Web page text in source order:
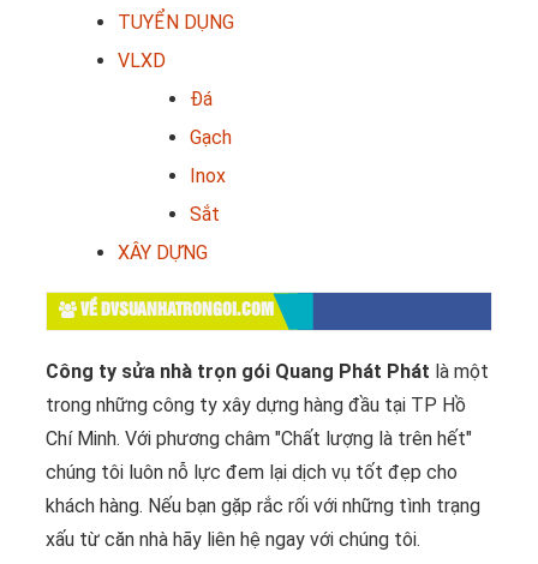
TUYỂN DỤNG
VLXD
Đá
Gạch
Inox
Sắt
XÂY DỰNG
VỀ DVSUANHATRONGOI.COM
Công ty sửa nhà trọn gói Quang Phát Phát là một
trong những công ty xây dựng hàng đầu tại TP Hồ
Chí Minh. Với phương châm "Chất lượng là trên hết"
chúng tôi luôn nỗ lực đem lại dịch vụ tốt đẹp cho
khách hàng. Nếu bạn gặp rắc rối với những tình trạng
xấu từ căn nhà hãy liên hệ ngay với chúng tôi.